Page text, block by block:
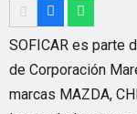
SOFICAR es parte
de Corporación
marcas MAZDA,